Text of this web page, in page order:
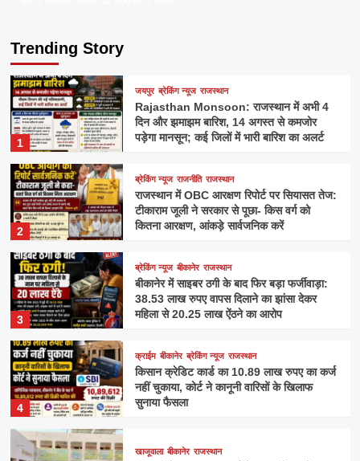
Trending Story
1
जयपुर ब्रेकिंग न्यूज राजस्थान
Rajasthan Monsoon: राजस्थान में अभी 4
दिन और झमाझम बारिश, 14 अगस्त से कमजोर
पड़ेगा मानसून; कई जिलों में भारी बारिश का अलर्ट
2
ब्रेकिंग न्यूज राजनीति राजस्थान
राजस्थान में OBC आरक्षण रिपोर्ट पर सियासत तेज:
टीकाराम जूली ने सरकार से पूछा- किस वर्ग को
कितना आरक्षण, आंकड़े सार्वजनिक करें
3
ब्रेकिंग न्यूज बीकानेर राजस्थान
बीकानेर में साइबर ठगी के बाद फिर बड़ा फर्जीवाड़ा:
38.53 लाख रुपए वापस दिलाने का झांसा देकर
महिला से 20.25 लाख ऐंठने का आरोप
4
क्राईम बीकानेर ब्रेकिंग न्यूज राजस्थान
किसान क्रेडिट कार्ड का 10.89 लाख रुपए का कर्ज
नहीं चुकाया, कोर्ट ने कानूनी वारिसों के खिलाफ
सुनाया फैसला
खाजूवाला बीकानेर राजस्थान